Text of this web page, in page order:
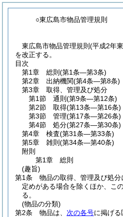
○東広島市物品管理規則
東広島市物品管理規則(平成2年
を改正する。
目次
第1章
総則 (第1条―第3条)
第2章
出納機関(第4条―第8条)
第3章
取得、管理及び処分
第1節
通則 (第9条―第12条)
第2節
取得(第13条―第16条)
第3節
管理(第17条―第26条)
第4節
処分(第27条―第30条)
第4章
検査(第31条―第33条)
第5章
雑則 (第34条―第40条)
附則
第1章
総則
(趣旨)
第1条
物品の取得、管理及び処
定めがある場合を除くほか、こ
る。
(物品の分類)
第2条
物品は、 次の各号に掲げる